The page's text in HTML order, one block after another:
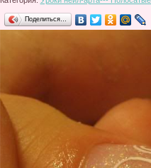
Поделиться…